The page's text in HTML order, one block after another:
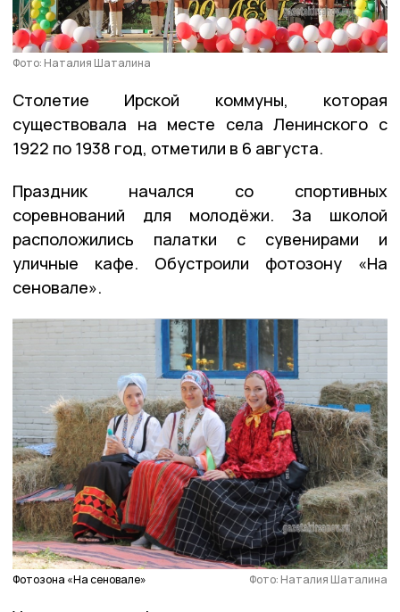
Фото: Наталия Шаталина
Столетие Ирской коммуны, которая
существовала на месте села Ленинского с
1922 по 1938 год, отметили в 6 августа.
Праздник начался со спортивных
соревнований для молодёжи. За школой
расположились палатки с сувенирами и
уличные кафе. Обустроили фотозону «На
сеновале».
Фотозона «На сеновале» Фото: Наталия Шаталина